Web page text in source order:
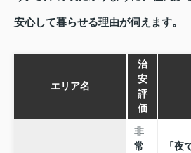
安心して暮らせる理由が伺えます。
エリア名
治
安
評
価
非
常
「夜